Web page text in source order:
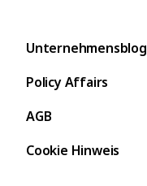
Unternehmensblog
Policy Affairs
AGB
Cookie Hinweis